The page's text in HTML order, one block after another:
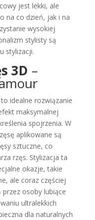
jest lekki, ale
na co dzień, jak i na
wysokiej
stylisty są
stylizacji.
3D –
to idealne rozwiązanie
maksymalnej
spojrzenia. W
aplikowane są
sztuczne, co
rzęs. Stylizacja ta
okazje, takie
ale coraz częściej
osoby lubiące
ultralekkich
dla naturalnych